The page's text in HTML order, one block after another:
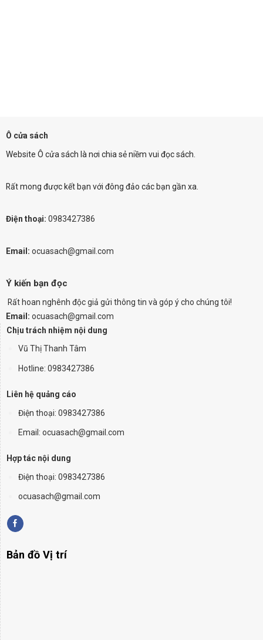
Ô cửa sách
Website Ô cửa sách là nơi chia sẻ niềm vui đọc sách.
Rất mong được kết bạn với đông đảo các bạn gần xa.
Điện thoại: 0983427386
Email: ocuasach@gmail.com
Ý kiến bạn đọc
Rất hoan nghênh độc giả gửi thông tin và góp ý cho chúng tôi!
Email: ocuasach@gmail.com
Chịu trách nhiệm nội dung
Vũ Thị Thanh Tâm
Hotline: 0983427386
Liên hệ quảng cáo
Điện thoại: 0983427386
Email: ocuasach@gmail.com
Hợp tác nội dung
Điện thoại: 0983427386
ocuasach@gmail.com
Bản đồ Vị trí